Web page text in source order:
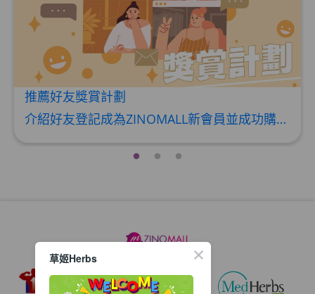
男補精力丸5:1 (到期日2028年1月)
此商品最多可加购1件
HKD$169
HKD$449
加入购物车
理膚泉 無香大哥大防曬 50ml (2027年4
月)
HKD$88
此商品最多可加购1件
HKD$85
HKD$145
推薦好友獎賞計劃
介紹好友登記成為ZINOMALL新會員並成功購物，您即可獲得$50Mall Dollar現金回贈，你的好友亦可同時獲得$50Mall Dollar現金回贈。 **舊會員必須完成首張訂單才可開通邀請好友獎賞計劃** 1. 舊會員可於 我的帳戶>>>邀請好友獎賞 中找到 好友推薦碼 (紅圈位置) 2. 會員可複製好友推薦碼並透過 Whatsapp / Facebook / Email分享給自己好友。推薦好友次數不限，介紹愈多新朋友，可獲得愈多Mall Dollar現金回贈。 3. 好友
草姬Herbs